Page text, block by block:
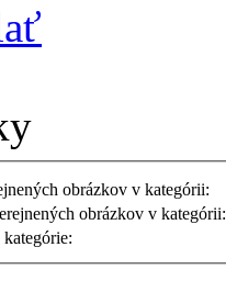
obrázkov v kategórii:
obrázkov v kategórii: